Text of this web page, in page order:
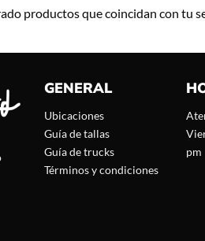
productos que coincidan con tu
GENERAL
Ubicaciones
Guía de tallas
Guía de trucks
Términos y condiciones
pm